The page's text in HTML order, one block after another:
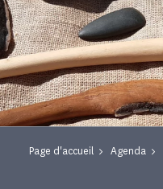
Page d'accueil Agenda